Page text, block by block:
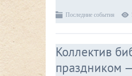
Последние события
Коллектив
праздником